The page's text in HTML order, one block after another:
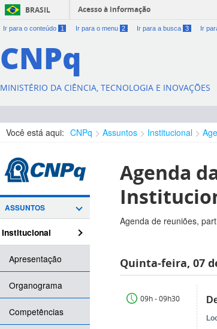
BRASIL Acesso à informação
Ir para o conteúdo 1 Ir para o menu 2 Ir para a busca 3 Ir
CNPq
MINISTÉRIO DA CIÊNCIA, TECNOLOGIA E INOVAÇÕES
Você está aqui: CNPq Assuntos Institucional
ASSUNTOS
Institucional
Apresentação
Organograma
Competências
Agenda
Agenda de reuniões,
Quinta-feira, 07
09h - 09h30